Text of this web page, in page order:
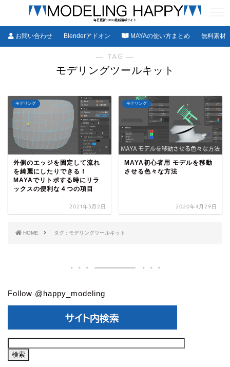
お問い合わせ Blenderアドオン MAYAの使い方まとめ 無料素材
― TAG ―
モデリングツールキット
モデリング
外側のエッジを固定して流れ
を綺麗にしたりできる！
MAYAでリトポする時にリラ
ックスの便利な４つの項目
2021年3月2日
モデリング
MAYA初心者用 モデルを移動
させる色々な方法
2020年4月29日
HOME タグ : モデリングツールキット
Follow @happy_modeling